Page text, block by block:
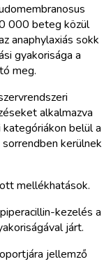
000 beteg közül
anaphylaxiás sokk
gyakorisága a
meg.
alkalmazva
belül a
kerülnek
mellékhatások.
kezelés a
járt.
jellemző